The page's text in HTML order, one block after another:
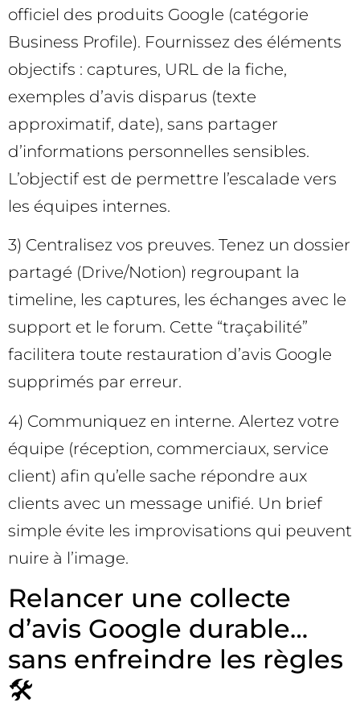
officiel des produits Google (catégorie
Business Profile). Fournissez des éléments
objectifs : captures, URL de la fiche,
exemples d’avis disparus (texte
approximatif, date), sans partager
d’informations personnelles sensibles.
L’objectif est de permettre l’escalade vers
les équipes internes.
3) Centralisez vos preuves. Tenez un dossier
partagé (Drive/Notion) regroupant la
timeline, les captures, les échanges avec le
support et le forum. Cette “traçabilité”
facilitera toute restauration d’avis Google
supprimés par erreur.
4) Communiquez en interne. Alertez votre
équipe (réception, commerciaux, service
client) afin qu’elle sache répondre aux
clients avec un message unifié. Un brief
simple évite les improvisations qui peuvent
nuire à l’image.
Relancer une collecte
d’avis Google durable…
sans enfreindre les règles
🛠️